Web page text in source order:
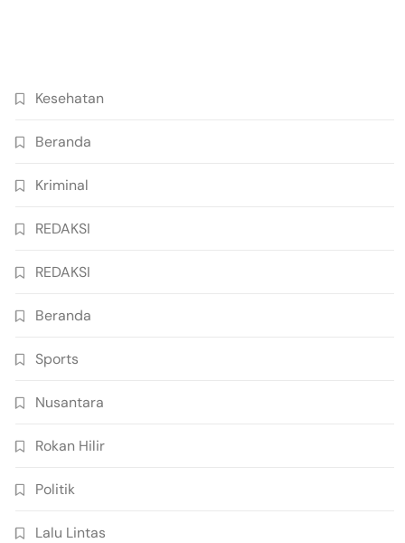
Kesehatan
Beranda
Kriminal
REDAKSI
REDAKSI
Beranda
Sports
Nusantara
Rokan Hilir
Politik
Lalu Lintas